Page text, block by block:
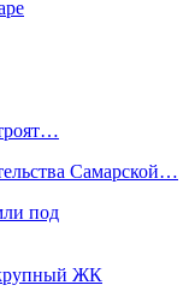
Самарской…
под
крупный ЖК